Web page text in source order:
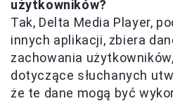
użytkowników?
Tak, Delta Media Player,
innych aplikacji, zbiera
zachowania
dotyczące słuchanych
że te dane mogą być